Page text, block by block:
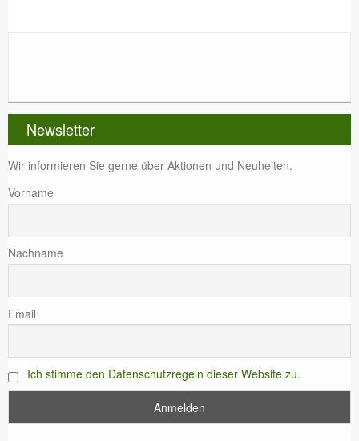
Newsletter
Wir informieren Sie gerne über Aktionen und Neuheiten.
Vorname
Nachname
Email
Ich stimme den Datenschutzregeln dieser Website zu.